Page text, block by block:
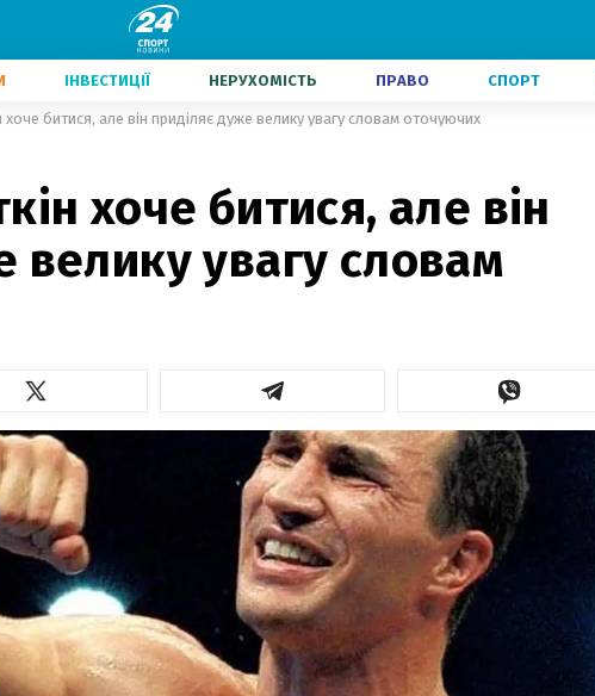
ІНВЕСТИЦІЇ НЕРУХОМІСТЬ ПРАВО СПОРТ
хоче битися, але він приділяє дуже велику увагу словам оточуючих
хоче битися, але він
велику увагу словам